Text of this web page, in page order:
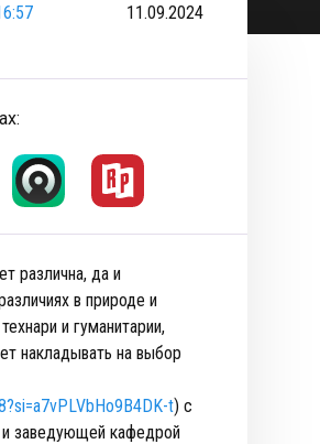
11.09.2024
различна, да и
в природе и
и гуманитарии,
накладывать на выбор
t) с
и заведующей кафедрой